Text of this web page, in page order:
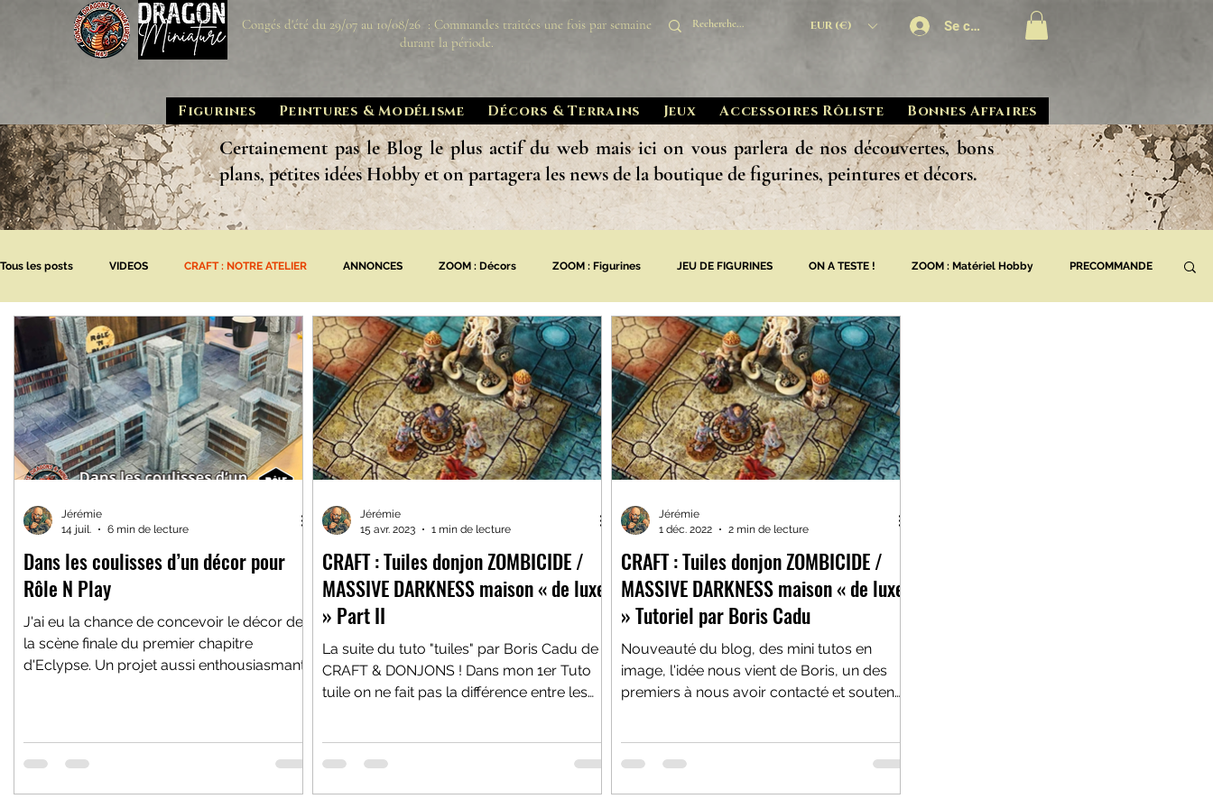
Congés d'été du 29/07 au 10/08/26 : Commandes traitées une fois par semaine
durant la période.
EUR (€) Se connecter
Figurines Peintures & Modélisme Décors & Terrains Jeux Accessoires Rôliste Bonnes Affaires
Certainement pas le Blog le plus actif du web mais ici on vous parlera de nos découvertes, bons
plans, petites idées Hobby et on partagera les news de la boutique de figurines, peintures et décors.​
Tous les posts VIDEOS CRAFT : NOTRE ATELIER ANNONCES ZOOM : Décors ZOOM : Figurines JEU DE FIGURINES ON A TESTE ! ZOOM : Matériel Hobby PRECOMMANDE
Dans les coulisses d’un décor pour
Rôle N Play
J'ai eu la chance de concevoir le décor de
la scène finale du premier chapitre
d'Eclypse. Un projet aussi enthousiasmant
Jérémie
14 juil.
6 min de lecture
CRAFT : Tuiles donjon ZOMBICIDE /
MASSIVE DARKNESS maison « de luxe
» Part II
La suite du tuto "tuiles" par Boris Cadu de
CRAFT & DONJONS ! Dans mon 1er Tuto
tuile on ne fait pas la différence entre les
Jérémie
15 avr. 2023
1 min de lecture
CRAFT : Tuiles donjon ZOMBICIDE /
MASSIVE DARKNESS maison « de luxe
» Tutoriel par Boris Cadu
Nouveauté du blog, des mini tutos en
image, l'idée nous vient de Boris, un des
premiers à nous avoir contacté et soutenu
Jérémie
1 déc. 2022
2 min de lecture